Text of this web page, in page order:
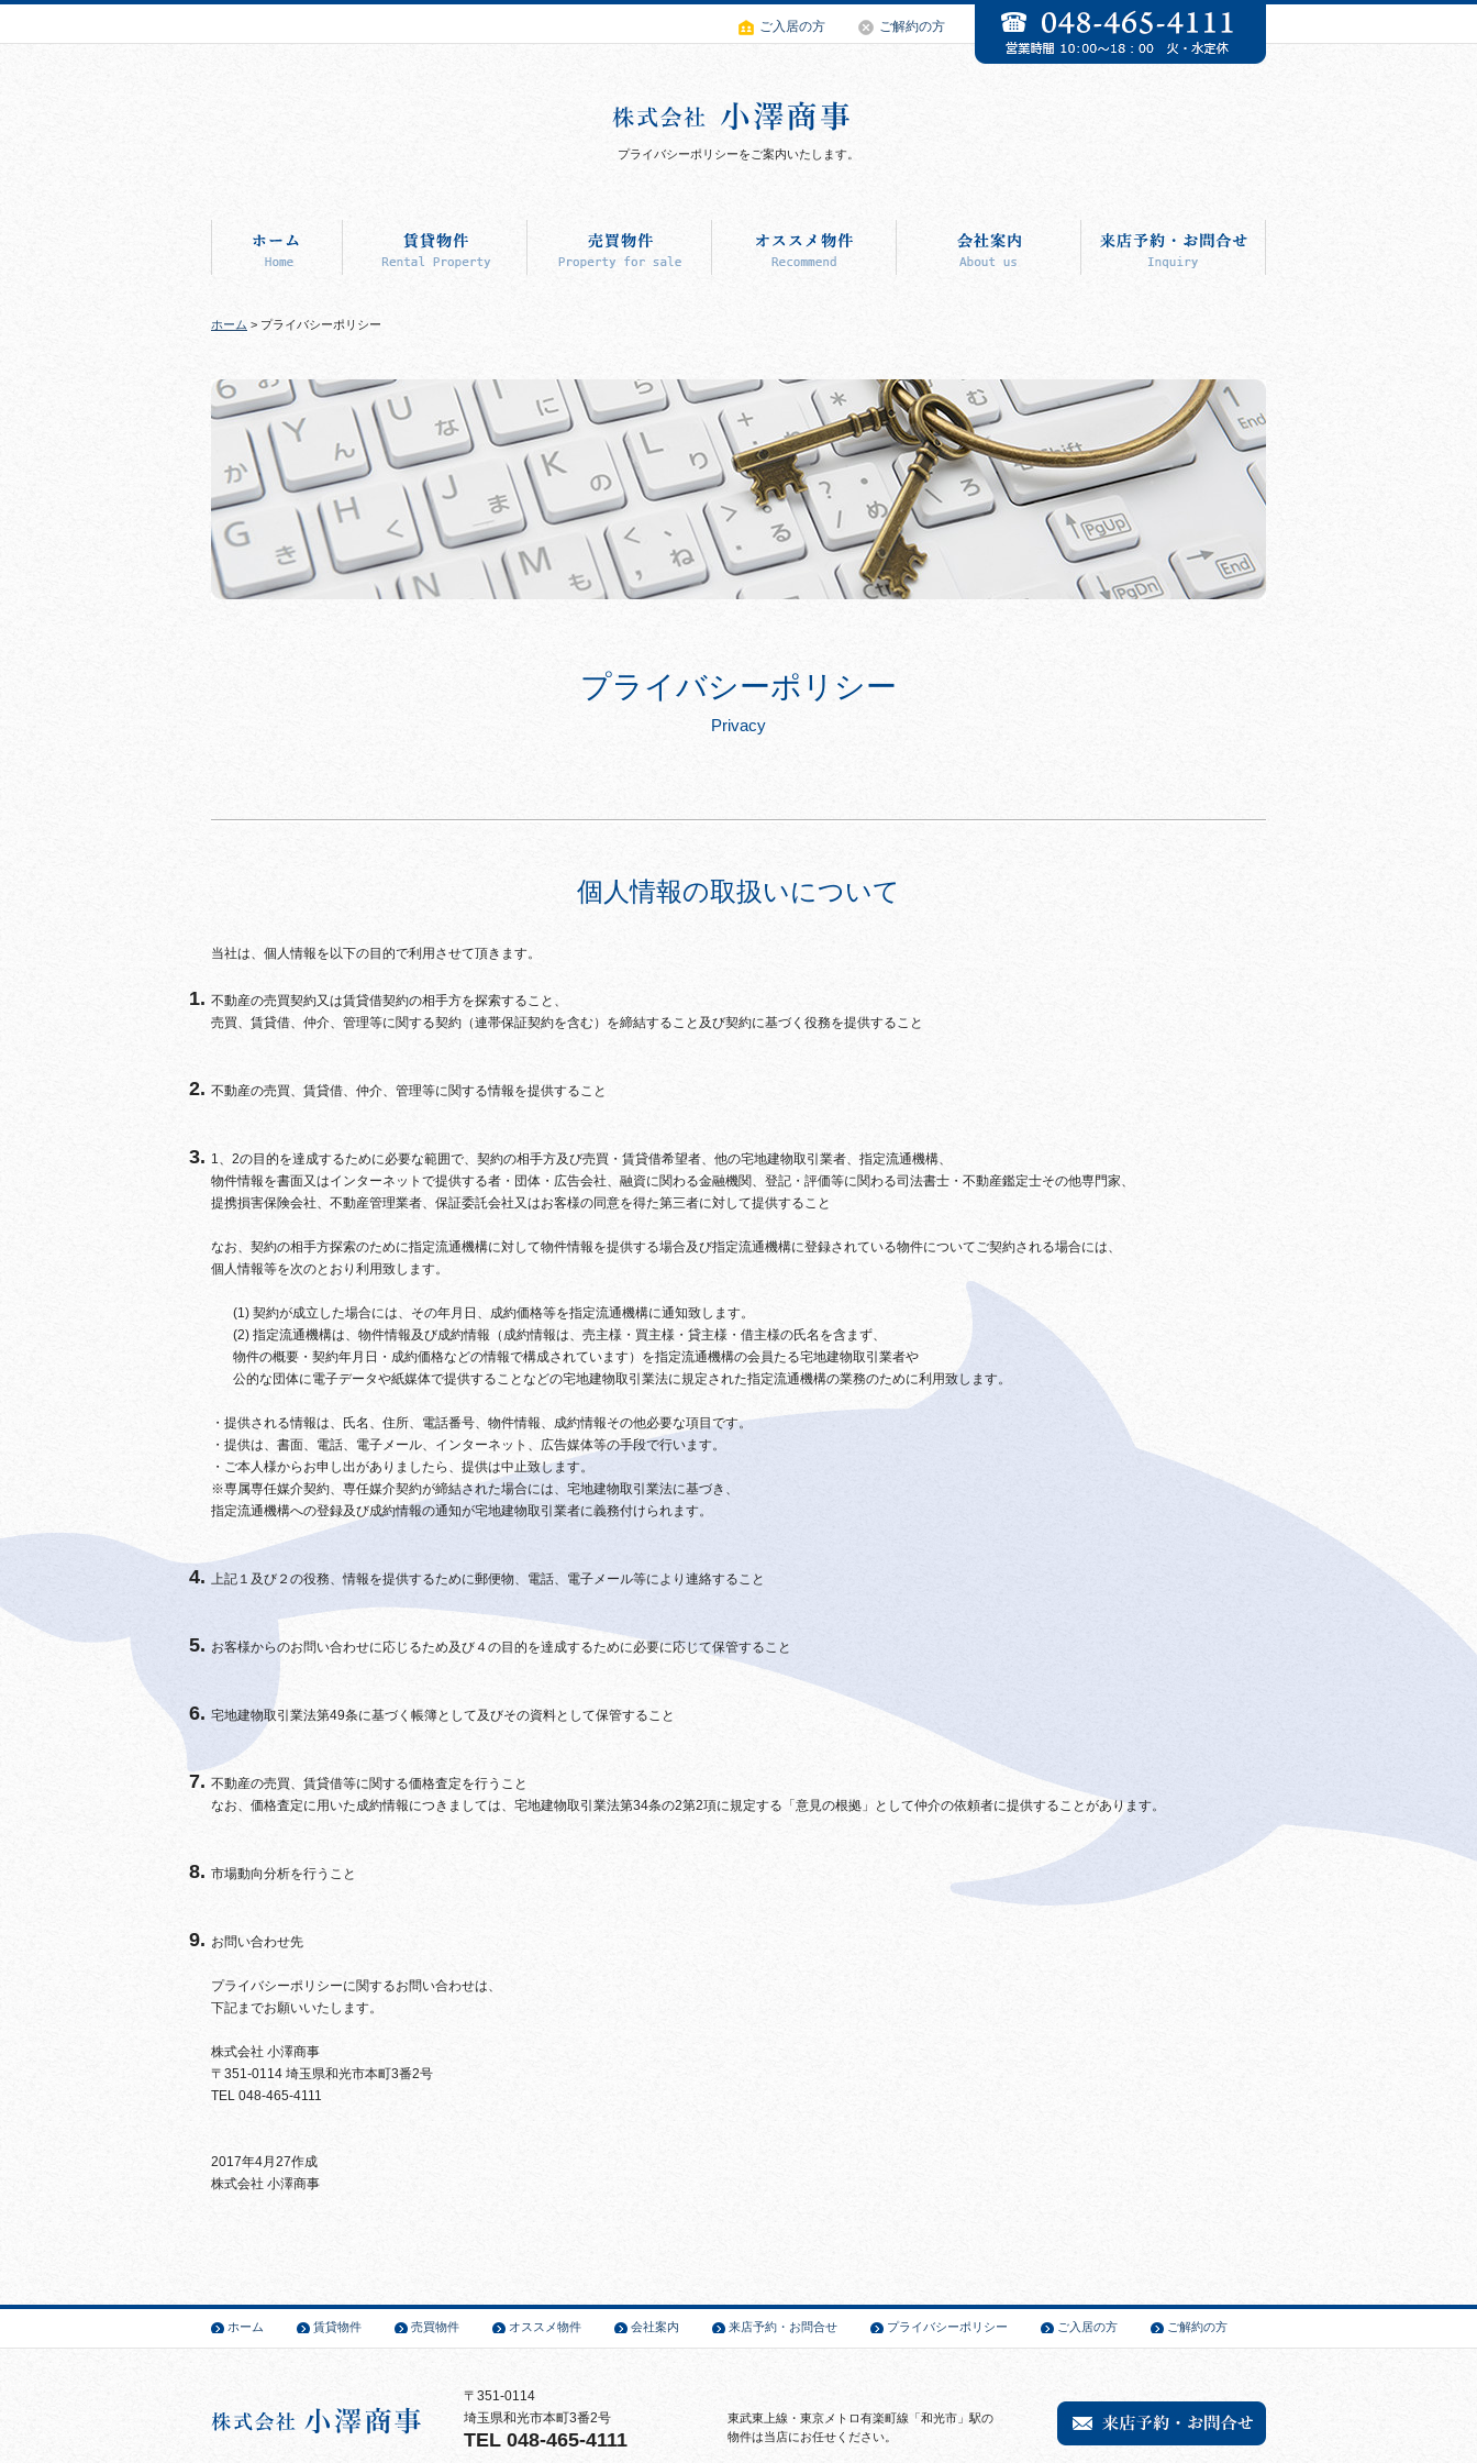
プライバシーポリシーをご案内いたします。
ご入居の方 ご解約の方
ホーム > プライバシーポリシー
プライバシーポリシー
Privacy
個人情報の取扱いについて
当社は、個人情報を以下の目的で利用させて頂きます。
不動産の売買契約又は賃貸借契約の相手方を探索すること、
売買、賃貸借、仲介、管理等に関する契約（連帯保証契約を含む）を締結すること及び契約に基づく役務を提供すること
不動産の売買、賃貸借、仲介、管理等に関する情報を提供すること
1、2の目的を達成するために必要な範囲で、契約の相手方及び売買・賃貸借希望者、他の宅地建物取引業者、指定流通機構、
物件情報を書面又はインターネットで提供する者・団体・広告会社、融資に関わる金融機関、登記・評価等に関わる司法書士・不動産鑑定士その他専門家、
提携損害保険会社、不動産管理業者、保証委託会社又はお客様の同意を得た第三者に対して提供すること
なお、契約の相手方探索のために指定流通機構に対して物件情報を提供する場合及び指定流通機構に登録されている物件についてご契約される場合には、
個人情報等を次のとおり利用致します。
(1) 契約が成立した場合には、その年月日、成約価格等を指定流通機構に通知致します。
(2) 指定流通機構は、物件情報及び成約情報（成約情報は、売主様・買主様・貸主様・借主様の氏名を含まず、
物件の概要・契約年月日・成約価格などの情報で構成されています）を指定流通機構の会員たる宅地建物取引業者や
公的な団体に電子データや紙媒体で提供することなどの宅地建物取引業法に規定された指定流通機構の業務のために利用致します。
・提供される情報は、氏名、住所、電話番号、物件情報、成約情報その他必要な項目です。
・提供は、書面、電話、電子メール、インターネット、広告媒体等の手段で行います。
・ご本人様からお申し出がありましたら、提供は中止致します。
※専属専任媒介契約、専任媒介契約が締結された場合には、宅地建物取引業法に基づき、
指定流通機構への登録及び成約情報の通知が宅地建物取引業者に義務付けられます。
上記１及び２の役務、情報を提供するために郵便物、電話、電子メール等により連絡すること
お客様からのお問い合わせに応じるため及び４の目的を達成するために必要に応じて保管すること
宅地建物取引業法第49条に基づく帳簿として及びその資料として保管すること
不動産の売買、賃貸借等に関する価格査定を行うこと
なお、価格査定に用いた成約情報につきましては、宅地建物取引業法第34条の2第2項に規定する「意見の根拠」として仲介の依頼者に提供することがあります。
市場動向分析を行うこと
お問い合わせ先
プライバシーポリシーに関するお問い合わせは、
下記までお願いいたします。
株式会社 小澤商事
〒351-0114 埼玉県和光市本町3番2号
TEL 048-465-4111
2017年4月27作成
株式会社 小澤商事
ホーム 賃貸物件 売買物件 オススメ物件 会社案内 来店予約・お問合せ プライバシーポリシー ご入居の方 ご解約の方
〒351-0114
埼玉県和光市本町3番2号
TEL 048-465-4111
東武東上線・東京メトロ有楽町線「和光市」駅の
物件は当店にお任せください。